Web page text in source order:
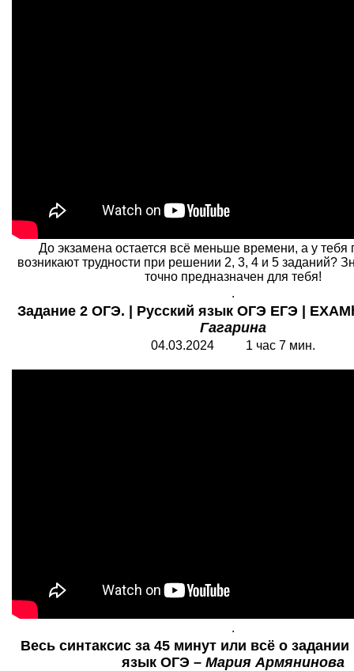
До экзамена остается всё меньше времени, а у
возникают трудности при решении 2, 3, 4 и 5 заданий?
точно предназначен для тебя!
.
Задание 2 ОГЭ. | Русский язык ОГЭ ЕГЭ |
Гагарина
04.03.2024 1 час 7 мин.
.
Весь синтаксис за 45 минут или всё о
язык ОГЭ – Мария Армянинова